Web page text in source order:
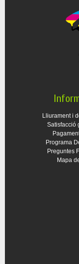
Lliurament i
Satisfacció
Programa
Preguntes
Mapa